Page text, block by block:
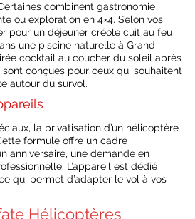
combinent gastronomie
ou exploration en 4×4. Selon vos
pour un déjeuner créole cuit au feu
une piscine naturelle à Grand
cocktail au coucher du soleil après
conçues pour ceux qui souhaitent
autour du survol.
la privatisation d’un hélicoptère
formule offre un cadre
anniversaire, une demande en
L’appareil est dédié
qui permet d’adapter le vol à vos
Hélicoptères